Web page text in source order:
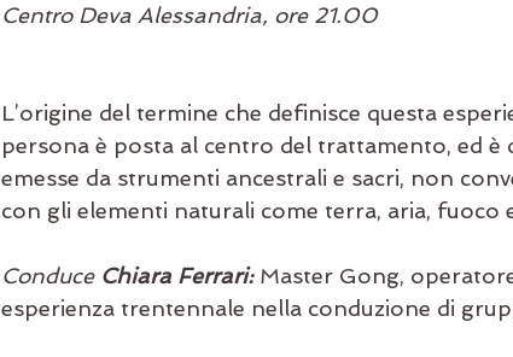
Centro Deva Alessandria, ore 21.00
L’origine del termine che definisce questa
persona è posta al centro del trattamento, ed
emesse da strumenti ancestrali e sacri, non
con gli elementi naturali come terra, aria, fuoco
Conduce Chiara Ferrari: Master Gong,
esperienza trentennale nella conduzione di